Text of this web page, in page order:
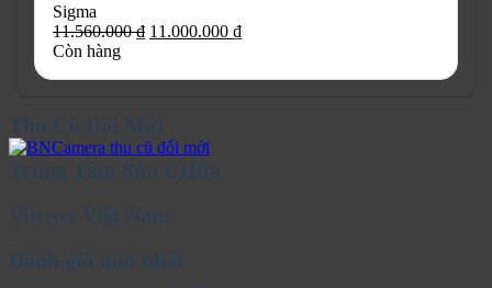
Sigma
11.560.000₫ Giá
11.000.000 ₫Giá
Còn hàng